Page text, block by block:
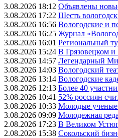
3.08.2026 18:12 Объявлены
3.08.2026 17:22 Шесть
3.08.2026 16:56 Вологодские и
3.08.2026 16:25 Журнал
3.08.2026 16:01 Региональный
3.08.2026 15:24 В Грязовецком
3.08.2026 14:57 Легендарный
3.08.2026 14:03 Вологодский
3.08.2026 13:14 Вологодские
3.08.2026 12:13 Более 40
3.08.2026 10:41 52% россиян
3.08.2026 10:33 Молодые ученые
3.08.2026 09:09 Молодежная
2.08.2026 17:23 В Великом
2.08.2026 15:38 Сокольский